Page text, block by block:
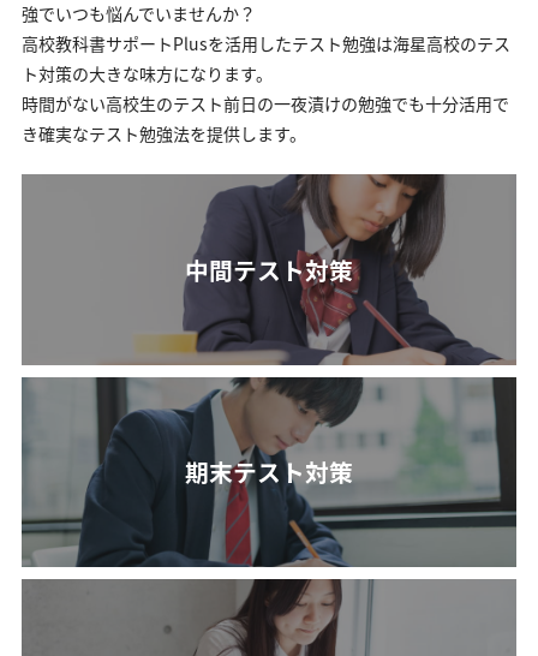
強でいつも悩んでいませんか？
高校教科書サポートPlusを活用したテスト勉強は海星高校のテス
ト対策の大きな味方になります。
時間がない高校生のテスト前日の一夜漬けの勉強でも十分活用で
き確実なテスト勉強法を提供します。
中間テスト対策
期末テスト対策